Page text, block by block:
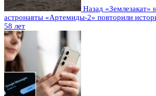
Назад «Землезакат»
астронавты «Артемиды-2» повторили
58 лет